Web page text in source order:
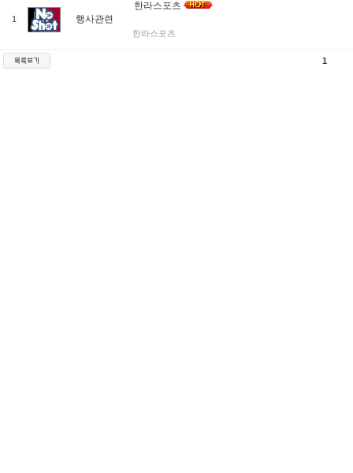
1 행사관련
한라스포츠
한라스포츠
1